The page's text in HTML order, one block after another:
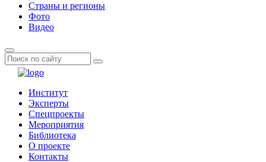
Страны и регионы
Фото
Видео
Институт
Эксперты
Спецпроекты
Мероприятия
Библиотека
О проекте
Контакты